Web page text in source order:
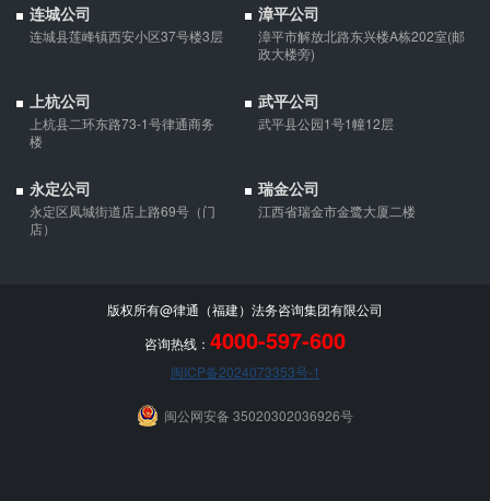
连城公司
连城县莲峰镇西安小区37号楼3层
漳平公司
漳平市解放北路东兴楼A栋202室(邮
政大楼旁)
上杭公司
上杭县二环东路73-1号律通商务
楼
武平公司
武平县公园1号1幢12层
永定公司
永定区凤城街道店上路69号（门
店）
瑞金公司
江西省瑞金市金鹭大厦二楼
版权所有@律通（福建）法务咨询集团有限公司
咨询热线： 4000-597-600
闽ICP备2024073353号-1
闽公网安备 35020302036926号